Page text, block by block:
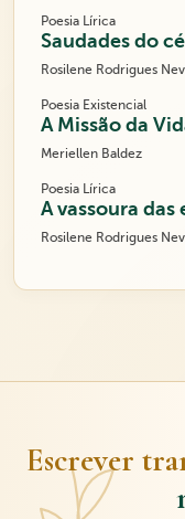
Poesia Lírica
Saudades do
Rosilene Rodrigues
Poesia Existencial
A Missão da
Meriellen Baldez
Poesia Lírica
A vassoura das
Rosilene Rodrigues
Escrever